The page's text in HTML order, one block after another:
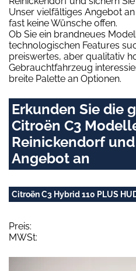
Unser vielfältiges Angebot
fast keine Wünsche offen.
Ob Sie ein brandneues
technologischen Features
preiswertes, aber qualitativ
Gebrauchtfahrzeug
breite Palette an Optionen.
Erkunden Sie die
Citroën C3
Reinickendorf
Angebot an
Citroën C3 Hybrid 110 PLUS
Preis:
MWSt: